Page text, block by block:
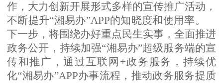
作，大力创新开展形式多样的宣传推广活动，
不断提升“湘易办”APP的知晓度和使用率。
下一步，将围绕办好重点民生实事，全面推进
政务公开，持续加强“湘易办”超级服务端的宣
传和推广，通过互联网 +政务服务，持续优
化“湘易办”APP办事流程，推动政务服务提质